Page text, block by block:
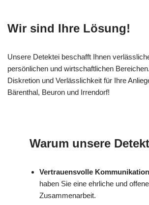
Wir sind Ihre Lösung!
Unsere Detektei beschafft Ihnen
persönlichen und wirtschaftlichen
Diskretion und Verlässlichkeit für Ihre
Bärenthal, Beuron und Irrendorf!
Warum unsere
Vertrauensvolle Kommunikation
haben Sie eine ehrliche und offene
Zusammenarbeit.